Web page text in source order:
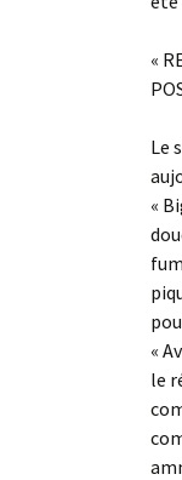
«
Le
«
«
le